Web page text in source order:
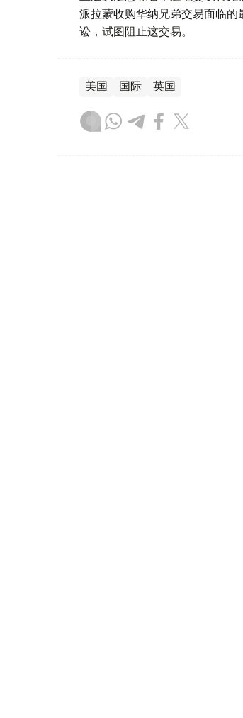
派拉蒙收购华纳兄弟交易面临
讼，试图阻止这交易。
美国 国际 英国